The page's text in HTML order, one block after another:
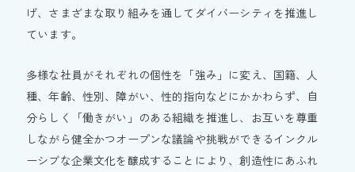
げ、さまざまな取り組みを通してダイバーシティを推進し
ています。
多様な社員がそれぞれの個性を「強み」に変え、国籍、人
種、年齢、性別、障がい、性的指向などにかかわらず、自
分らしく「働きがい」のある組織を推進し、お互いを尊重
しながら健全かつオープンな議論や挑戦ができるインクル
ーシブな企業文化を醸成することにより、創造性にあふれ